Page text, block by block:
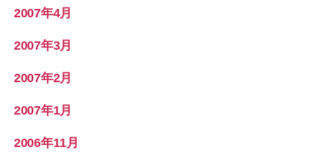
2007年4月
2007年3月
2007年2月
2007年1月
2006年11月